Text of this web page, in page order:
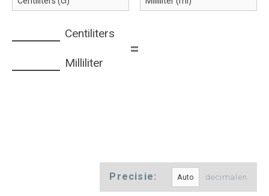
Centiliters
=
Milliliter
Precisie: decimalen